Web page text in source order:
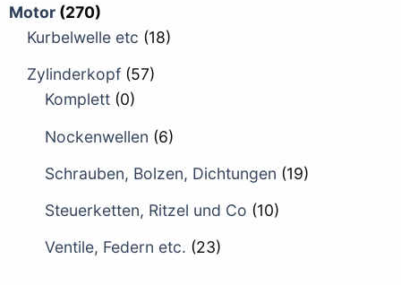
Motor (270)
Kurbelwelle etc (18)
Zylinderkopf (57)
Komplett (0)
Nockenwellen (6)
Schrauben, Bolzen, Dichtungen (19)
Steuerketten, Ritzel und Co (10)
Ventile, Federn etc. (23)